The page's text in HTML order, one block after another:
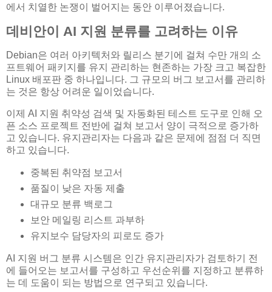
에서 치열한 논쟁이 벌어지는 동안 이루어졌습니다.
데비안이 AI 지원 분류를 고려하는 이유
Debian은 여러 아키텍처와 릴리스 분기에 걸쳐 수만 개의 소
프트웨어 패키지를 유지 관리하는 현존하는 가장 크고 복잡한
Linux 배포판 중 하나입니다. 그 규모의 버그 보고서를 관리하
는 것은 항상 어려운 일이었습니다.
이제 AI 지원 취약성 검색 및 자동화된 테스트 도구로 인해 오
픈 소스 프로젝트 전반에 걸쳐 보고서 양이 극적으로 증가하
고 있습니다. 유지관리자는 다음과 같은 문제에 점점 더 직면
하고 있습니다.
중복된 취약점 보고서
품질이 낮은 자동 제출
대규모 분류 백로그
보안 메일링 리스트 과부하
유지보수 담당자의 피로도 증가
AI 지원 버그 분류 시스템은 인간 유지관리자가 검토하기 전
에 들어오는 보고서를 구성하고 우선순위를 지정하고 분류하
는 데 도움이 되는 방법으로 연구되고 있습니다.